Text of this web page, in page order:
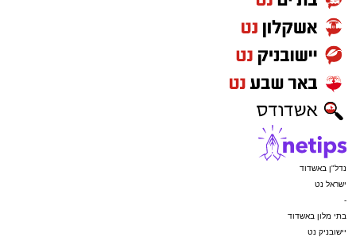
נדל"ן באשדוד
ישראל נט
-
בתי מלון באשדוד
יישובניק נט